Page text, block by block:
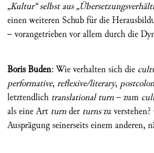
„Kultur“ selbst aus
einen weiteren Schub für die
– vorangetrieben vor allem durch die
Boris Buden: Wie verhalten sich die
performative, reflexive/literary,
letztendlich translational turn– zum
als eine Art turnder turnszu
Ausprägung seinerseits einem anderen,